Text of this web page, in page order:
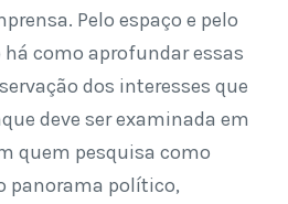
Pelo espaço e pelo
como aprofundar essas
dos interesses que
deve ser examinada em
quem pesquisa como
panorama político,